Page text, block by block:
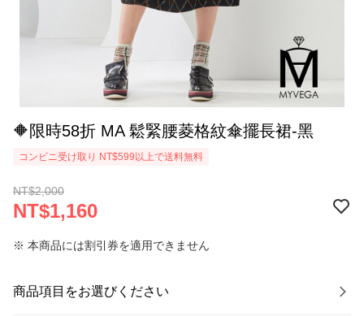
🔶限時58折 MA 鬆緊腰菱格紋傘擺長裙-黑
コンビニ受け取り NT$599以上で送料無料
NT$2,000
NT$1,160
※ 本商品には割引券を適用できません
商品項目をお選びください